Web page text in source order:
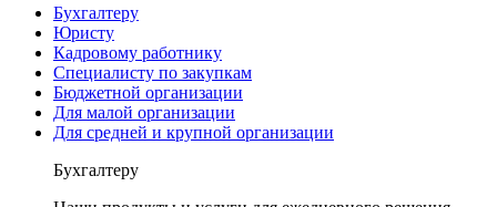
Бухгалтеру
Юристу
Кадровому работнику
Специалисту по закупкам
Бюджетной организации
Для малой организации
Для средней и крупной организации
Бухгалтеру